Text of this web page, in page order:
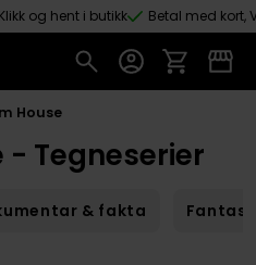
Klikk og hent i butikk Betal med kort,
House
- Tegneserier
& fakta Fantasy